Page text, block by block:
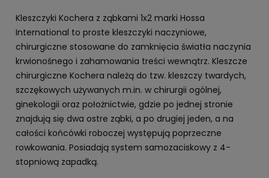
Kleszczyki Kochera z ząbkami 1x2 marki Hossa
International to proste kleszczyki naczyniowe,
chirurgiczne stosowane do zamknięcia światła naczynia
krwionośnego i zahamowania treści wewnątrz. Kleszcze
chirurgiczne Kochera należą do tzw. kleszczy twardych,
szczękowych używanych m.in. w chirurgii ogólnej,
ginekologii oraz położnictwie, gdzie po jednej stronie
znajdują się dwa ostre ząbki, a po drugiej jeden, a na
całości końcówki roboczej występują poprzeczne
rowkowania. Posiadają system samozaciskowy z 4-
stopniową zapadką.